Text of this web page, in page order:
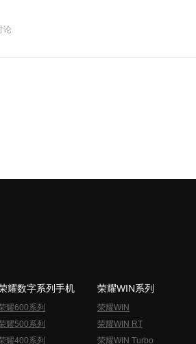
论
耀数字系列手机
耀600系列
耀500系列
耀400系列
荣耀WIN系列
荣耀WIN
荣耀WIN RT
荣耀WIN Turbo